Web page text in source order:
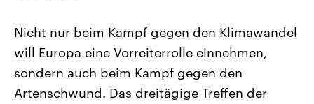
Landtagswahl Sachsen-Anhalt
USA
Nicht nur beim Kampf gegen den Klimawandel
will Europa eine Vorreiterrolle einnehmen,
sondern auch beim Kampf gegen den
Artenschwund. Das dreitägige Treffen der